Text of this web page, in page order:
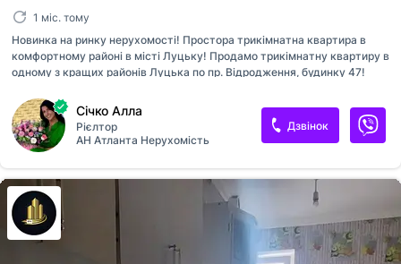
1 міс. тому
Новинка на ринку нерухомості! Простора трикімнатна квартира в
комфортному районі в місті Луцьку! Продамо трикімнатну квартиру в
одному з кращих районів Луцька по пр. Відродження, будинку 47!
поверсі 5-ти поверхового цегляного будинку. Частково зроблений
ремонт. Загальна площа квартири – 74.8 кв. м., житлова 47.8 кв. м.
Зручне планування: комфортна кухня 9.6 кв. м з виходом на засклену
лоджию, вітальня 16.4 кв. м.з виходом на лоджию, дві окремі кімнати
15.4/16 кв. м., роздільний санвузол (ванна), коридор 8.3 кв. м.
Встановлені металопластикові вікна і надійні вхідні двері. Квартира
повністю укомплектована, продаж відбуваєтьс...
Січко Алла
Рієлтор
АН Атланта Нерухомість
Дзвінок